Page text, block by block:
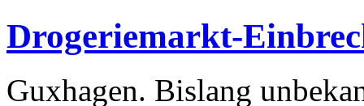
Drogeriemarkt-
Guxhagen. Bislang